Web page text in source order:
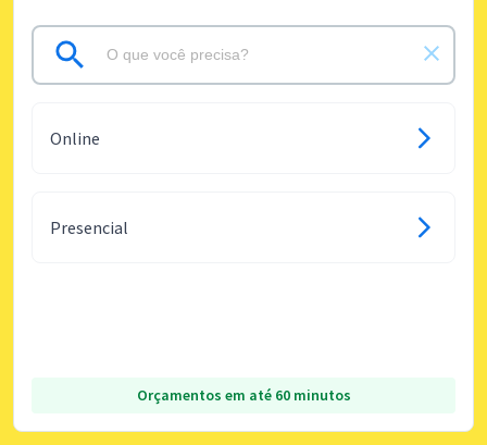
Online
Presencial
Orçamentos em até 60 minutos